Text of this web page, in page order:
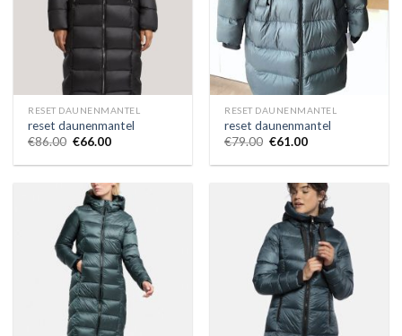
RESET DAUNENMANTEL
reset daunenmantel
€86.00 €66.00
RESET DAUNENMANTEL
reset daunenmantel
€79.00 €61.00